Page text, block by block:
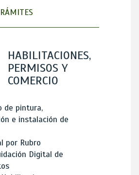
HABILITACIONES,
PERMISOS Y
COMERCIO
de pintura,
e instalación de
por Rubro
Digital de